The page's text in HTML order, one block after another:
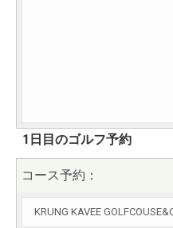
1日目のゴルフ予約
コース予約：